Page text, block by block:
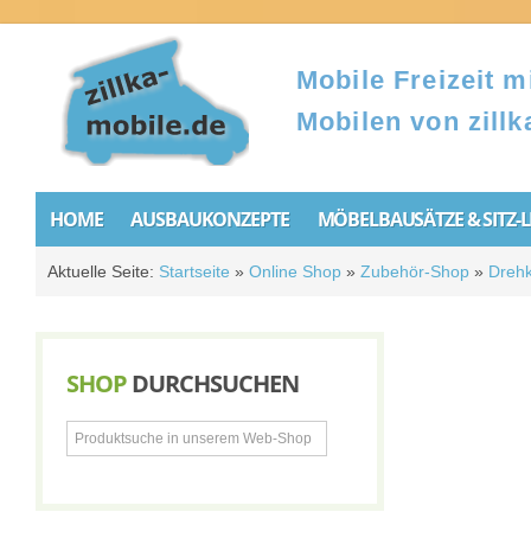
Mobile Freizeit
Mobilen von
HOME AUSBAUKONZEPTE MÖBELBAUSÄTZE & SITZ-
Aktuelle Seite: Startseite » Online Shop » Zubehör-Shop »
SHOPDURCHSUCHEN